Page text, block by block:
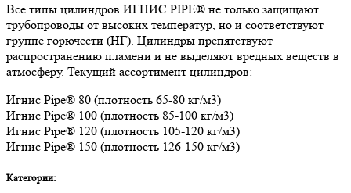
Все типы цилиндров ИГНИС PIPE® не только защищают
трубопроводы от высоких температур, но и соответствуют
группе горючести (НГ). Цилиндры препятствуют
распространению пламени и не выделяют вредных веществ в
атмосферу. Текущий ассортимент цилиндров:
Игнис Pipe® 80 (плотность 65-80 кг/м3)
Игнис Pipe® 100 (плотность 85-100 кг/м3)
Игнис Pipe® 120 (плотность 105-120 кг/м3)
Игнис Pipe® 150 (плотность 126-150 кг/м3)
Категории: